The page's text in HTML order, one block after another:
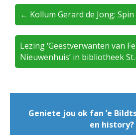
← Kollum Gerard de Jong: Spin
Lezing ‘Geestverwanten van
Nieuwenhuis’ in bibliotheek
Geniete jou ok fan ’e
en history?